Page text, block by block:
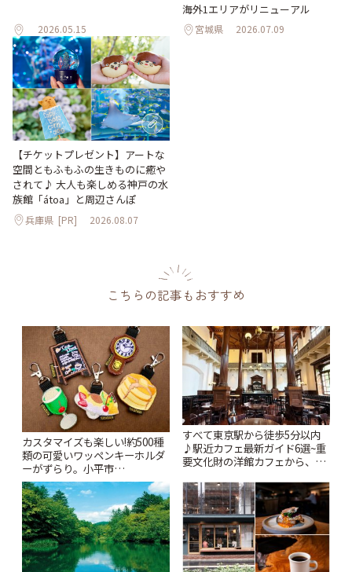
2026.05.15
海外1エリアがリニューアル
宮城県 2026.07.09
【チケットプレゼント】アートな
空間ともふもふの生きものに癒や
されて♪ 大人も楽しめる神戸の水
族館「átoa」と周辺さんぽ
兵庫県 [PR] 2026.08.07
こちらの記事もおすすめ
カスタマイズも楽しい!約500種
類の可愛いワッペンキーホルダ
ーがずらり。小平市
「Kimamaya T&K」 | ことりっ
ぷ
すべて東京駅から徒歩5分以内
♪駅近カフェ最新ガイド6選~重
要文化財の洋館カフェから、改
りっぷ